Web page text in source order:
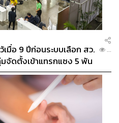
เมื่อ 9 ปีก่อนระบบเลือก สว.
จัดตั้งเข้าแทรกแซง 5 พัน
...